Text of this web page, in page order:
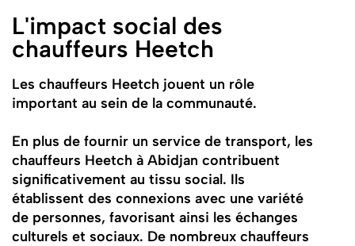
L'impact social des
chauffeurs Heetch
Les chauffeurs Heetch jouent un rôle
important au sein de la communauté.
En plus de fournir un service de transport, les
chauffeurs Heetch à Abidjan contribuent
significativement au tissu social. Ils
établissent des connexions avec une variété
de personnes, favorisant ainsi les échanges
culturels et sociaux. De nombreux chauffeurs